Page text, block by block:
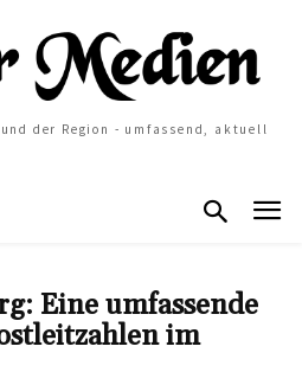
der Region - umfassend, aktuell
Eine umfassende
im